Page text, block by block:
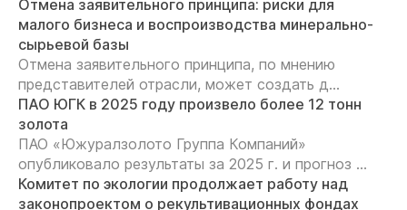
Отмена заявительного принципа: риски для
малого бизнеса и воспроизводства минерально-
сырьевой базы
Отмена заявительного принципа, по мнению
представителей отрасли, может создать д...
ПАО ЮГК в 2025 году произвело более 12 тонн
золота
ПАО «Южуралзолото Группа Компаний»
опубликовало результаты за 2025 г. и прогноз ...
Комитет по экологии продолжает работу над
законопроектом о рекультивационных фондах